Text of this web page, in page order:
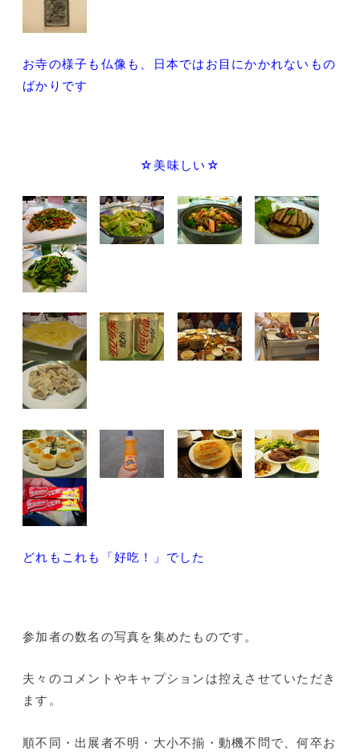
お寺の様子も仏像も、日本ではお目にかかれないもの
ばかりです
☆美味しい☆
どれもこれも「好吃！」でした
参加者の数名の写真を集めたものです。
夫々のコメントやキャプションは控えさせていただき
ます。
順不同・出展者不明・大小不揃・動機不問で、何卒お